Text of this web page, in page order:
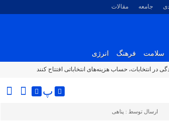
جامعه مقالات
سلامت فرهنگ انرژی
در انتخابات، حساب هزینه‌های انتخاباتی افتتاح کنند
پ
ارسال توسط : پناهی